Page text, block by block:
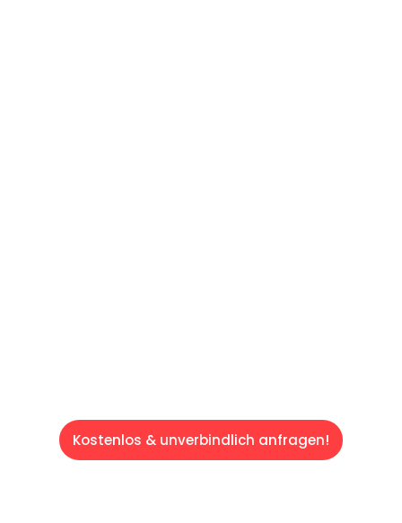
Kostenlos & unverbindlich anfragen!